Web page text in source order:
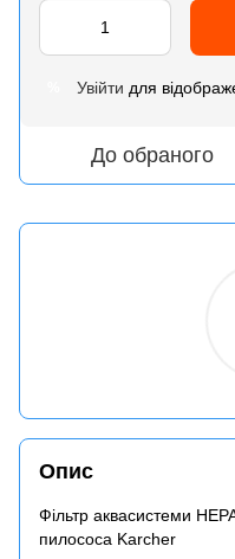
Увійти для
До обраного
Опис
Фільтр аквасистеми
пилососа Karcher